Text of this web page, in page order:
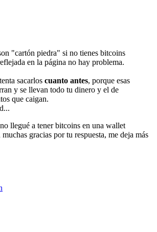
"cartón piedra" si no tienes bitcoins
en la página no hay problema.
sacarlos cuanto antes, porque esas
y se llevan todo tu dinero y el de
que caigan.
llegué a tener bitcoins en una wallet
gracias por tu respuesta, me deja más